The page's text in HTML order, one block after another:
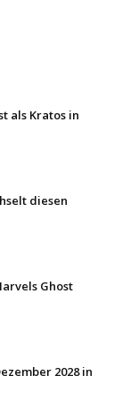
als Kratos in
diesen
Ghost
2028 in